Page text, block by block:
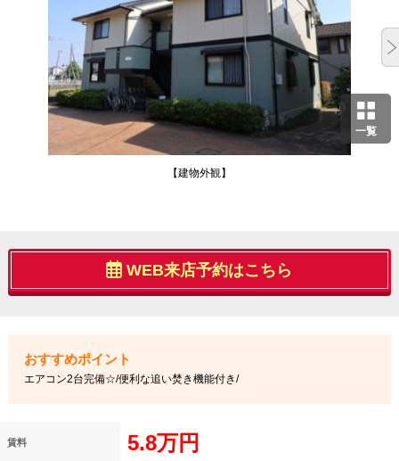
一覧
【建物外観】
WEB来店予約はこちら
エアコン2台完備☆/便利な追い焚き機能付き/
賃料 5.8万円